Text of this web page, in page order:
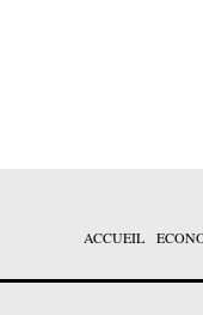
ACCUEIL